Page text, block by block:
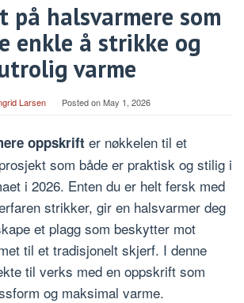
på halsvarmere som
enkle å strikke og
varme
Larsen Posted onMay 1, 2026
oppskrift er nøkkelen til et
som både er praktisk og stilig i
i 2026. Enten du er helt fersk med
strikker, gir en halsvarmer deg
et plagg som beskytter mot
til et tradisjonelt skjerf. I denne
til verks med en oppskrift som
og maksimal varme.